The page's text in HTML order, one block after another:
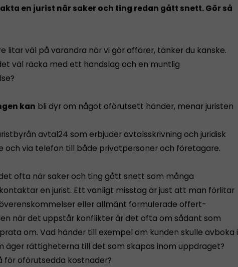
en jurist när saker och ting redan gått snett. Gör så
litar väl på varandra när vi gör affärer, tänker du kanske.
väl räcka med ett handslag och en muntlig
kan bli dyr om något oförutsett händer, menar juristen
avtal24 som erbjuder avtalsskrivning och juridisk
och via telefon till både privatpersoner och företagare.
ofta när saker och ting gått snett som många
en jurist. Ett vanligt misstag är just att man förlitar
eller allmänt formulerade offert­
när det uppstår konflikter är det ofta om sådant som
om. Vad händer till exempel om kunden skulle avboka i
äger rättigheterna till det som skapas inom uppdraget?
för oförutsedda kostnader?